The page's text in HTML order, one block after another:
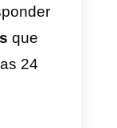
de
API do